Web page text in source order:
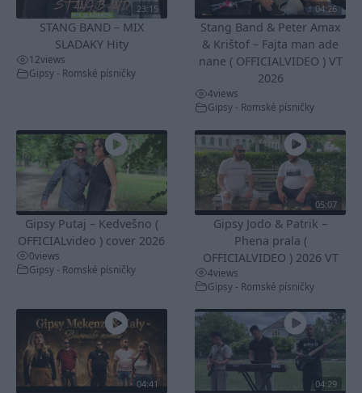
23:15
STANG BAND – MIX
SLADAKY Hity
12views
Gipsy - Romské písničky
04:26
Stang Band & Peter Amax
& Krištof – Fajta man ade
nane ( OFFICIALVIDEO ) VT
2026
4views
Gipsy - Romské písničky
Gipsy Putaj – Kedvešno (
OFFICIALvideo ) cover 2026
0views
Gipsy - Romské písničky
05:07
Gipsy Jodo & Patrik –
Phena prala (
OFFICIALVIDEO ) 2026 VT
4views
Gipsy - Romské písničky
04:41 04:29